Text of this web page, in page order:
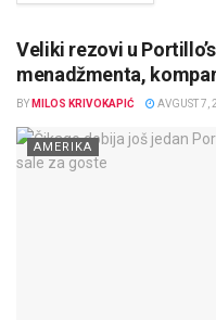
Veliki rezovi u
menadžmenta,
BY MILOS KRIVOKAPIĆ AVGUST 7,
AMERIKA